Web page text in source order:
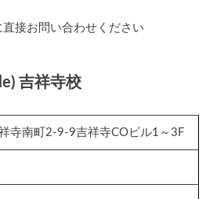
接お問い合わせください
吉祥寺校
寺南町2-9-9吉祥寺COビル1～3F